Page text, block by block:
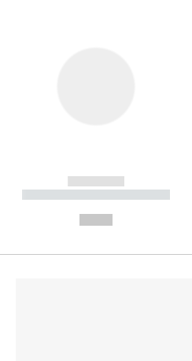
------------
----------- ----------- --------